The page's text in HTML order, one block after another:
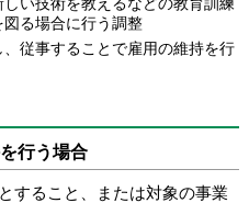
る場合に行う調整
、従事することで雇用の維持を行
行う場合
すること、または対象の事業